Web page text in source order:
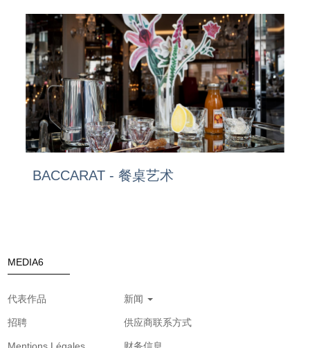
BACCARAT - 餐桌艺术
MEDIA6
代表作品 新闻
招聘 供应商联系方式